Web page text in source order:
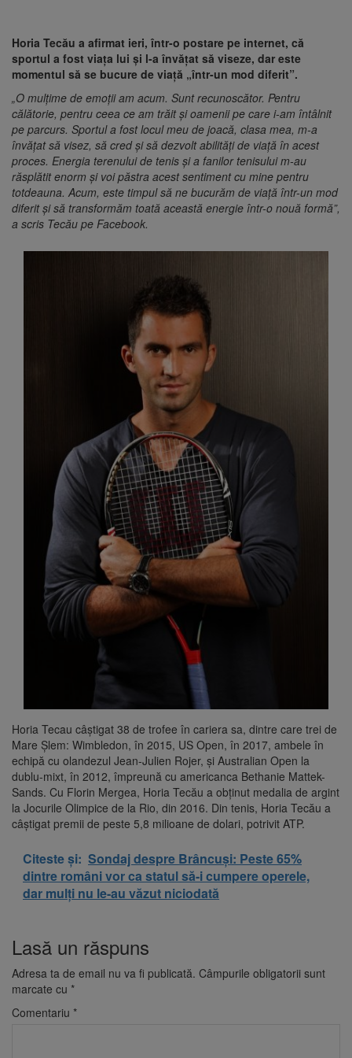
Horia Tecău a afirmat ieri, într-o postare pe internet, că
sportul a fost viaţa lui şi l-a învăţat să viseze, dar este
momentul să se bucure de viaţă „într-un mod diferit”.
„O mulţime de emoţii am acum. Sunt recunoscător. Pentru
călătorie, pentru ceea ce am trăit şi oamenii pe care i-am întâlnit
pe parcurs. Sportul a fost locul meu de joacă, clasa mea, m-a
învăţat să visez, să cred şi să dezvolt abilităţi de viaţă în acest
proces. Energia terenului de tenis şi a fanilor tenisului m-au
răsplătit enorm şi voi păstra acest sentiment cu mine pentru
totdeauna. Acum, este timpul să ne bucurăm de viaţă într-un mod
diferit şi să transformăm toată această energie într-o nouă formă”,
a scris Tecău pe Facebook.
Horia Tecau câştigat 38 de trofee în cariera sa, dintre care trei de
Mare Șlem: Wimbledon, în 2015, US Open, în 2017, ambele în
echipă cu olandezul Jean-Julien Rojer, şi Australian Open la
dublu-mixt, în 2012, împreună cu americanca Bethanie Mattek-
Sands. Cu Florin Mergea, Horia Tecău a obţinut medalia de argint
la Jocurile Olimpice de la Rio, din 2016. Din tenis, Horia Tecău a
câştigat premii de peste 5,8 milioane de dolari, potrivit ATP.
Citeste și: Sondaj despre Brâncuși: Peste 65%
dintre români vor ca statul să-i cumpere operele,
dar mulți nu le-au văzut niciodată
Lasă un răspuns
Adresa ta de email nu va fi publicată. Câmpurile obligatorii sunt
marcate cu *
Comentariu *